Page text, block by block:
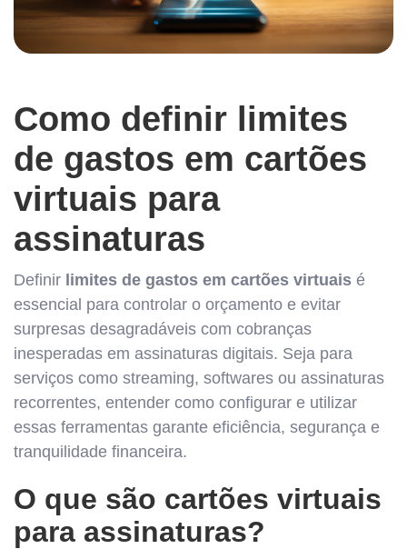
Como definir limites
de gastos em cartões
virtuais para
assinaturas
Definir limites de gastos em cartões virtuais é
essencial para controlar o orçamento e evitar
surpresas desagradáveis com cobranças
inesperadas em assinaturas digitais. Seja para
serviços como streaming, softwares ou assinaturas
recorrentes, entender como configurar e utilizar
essas ferramentas garante eficiência, segurança e
tranquilidade financeira.
O que são cartões virtuais
para assinaturas?